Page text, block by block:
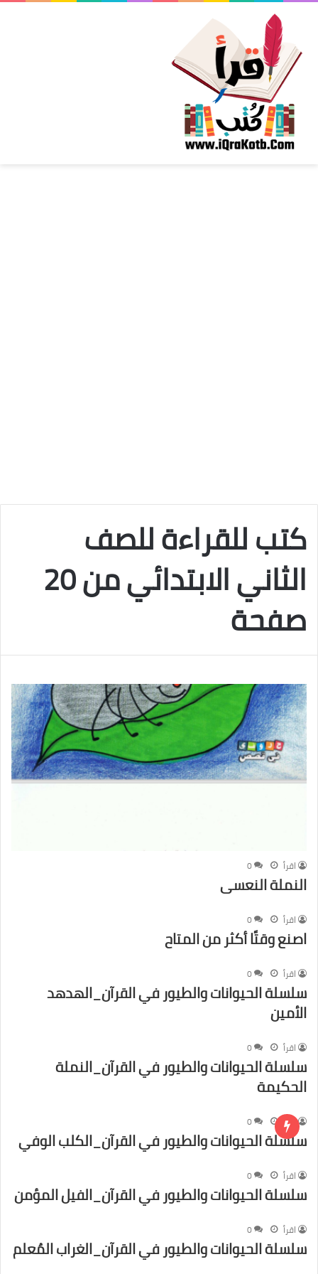
كتب للقراءة للصف
الثاني الابتدائي من 20
صفحة
اقرأ 0
النملة النعسى
اقرأ 0
اصنع وقتًا أكثر من المتاح
اقرأ 0
سلسلة الحيوانات والطيور في القرآن_الهدهد
الأمين
اقرأ 0
سلسلة الحيوانات والطيور في القرآن_النملة
الحكيمة
اقرأ 0
سلسلة الحيوانات والطيور في القرآن_الكلب الوفي
اقرأ 0
سلسلة الحيوانات والطيور في القرآن_الفيل المؤمن
اقرأ 0
سلسلة الحيوانات والطيور في القرآن_الغراب المُعلم